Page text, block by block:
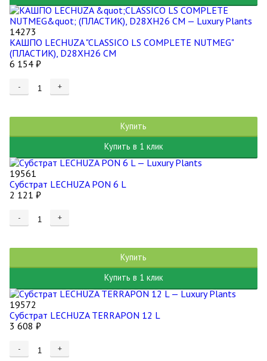
14273
КАШПО LECHUZA "CLASSICO LS COMPLETE NUTMEG"
(ПЛАСТИК), D28XH26 СМ
6 154 ₽
- +
Купить
Купить в 1 клик
19561
Субстрат LECHUZA PON 6 L
2 121 ₽
- +
Купить
Купить в 1 клик
19572
Субстрат LECHUZA TERRAPON 12 L
3 608 ₽
- +